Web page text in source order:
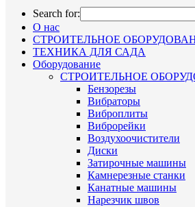
Search for:
О нас
СТРОИТЕЛЬНОЕ
ТЕХНИКА ДЛЯ САДА
Оборудование
СТРОИТЕЛЬНОЕ
Бензорезы
Вибраторы
Виброплиты
Виброрейки
Воздухоочистители
Диски
Затирочные машины
Камнерезные станки
Канатные машины
Нарезчик швов